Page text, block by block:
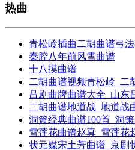
热曲
青松岭插曲二胡曲谱弓
秦腔八年前风雪曲谱
十八摸曲谱
二胡曲谱视频青松岭_二
吕剧曲牌曲谱大全_山东
二胡曲谱地道战_地道战
洞箫经典曲谱100首_洞
雪莲花曲谱赵真_雪莲花
状元媒宋土芳曲谱_京剧